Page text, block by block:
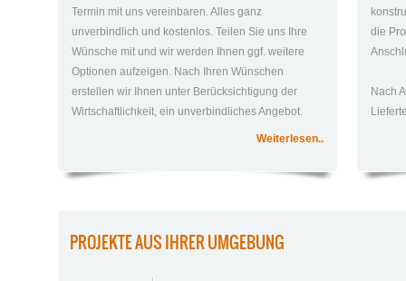
Termin mit uns vereinbaren. Alles ganz
unverbindlich und kostenlos. Teilen Sie uns Ihre
Wünsche mit und wir werden Ihnen ggf. weitere
Optionen aufzeigen. Nach Ihren Wünschen
erstellen wir Ihnen unter Berücksichtigung der
Wirtschaftlichkeit, ein unverbindliches Angebot.
Weiterlesen..
die
Nach
PROJEKTE AUS IHRER UMGEBUNG